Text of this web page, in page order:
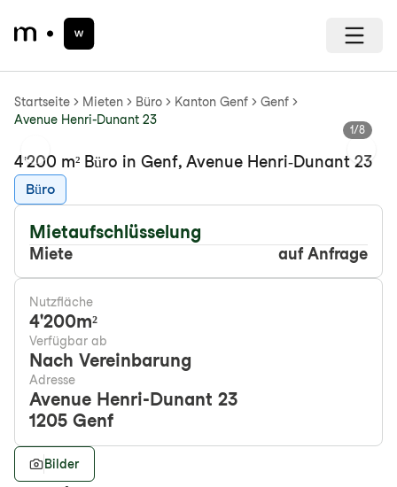
Startseite Mieten Büro Kanton Genf
Genf
Avenue Henri-Dunant 23
Previous slide Next
1/8
4'200 m² Büro in Genf, Avenue Henri-Dunant 23
Büro
Mietaufschlüsselung
Miete auf Anfrage
Nutzfläche
4'200m²
Verfügbar ab
Nach Vereinbarung
Adresse
Avenue Henri-Dunant 23
1205 Genf
Bilder